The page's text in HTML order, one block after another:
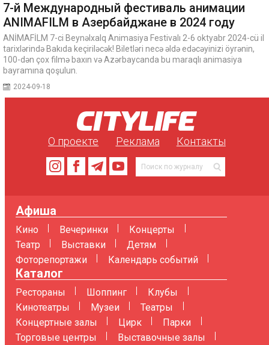
7-й Международный фестиваль анимации
ANIMAFILM в Азербайджане в 2024 году
ANİMAFİLM 7-ci Beynəlxalq Animasiya Festivalı 2-6 oktyabr 2024-cü il
tarixlərində Bakıda keçiriləcək! Biletləri necə əldə edəcəyinizi öyrənin,
100-dən çox filmə baxın və Azərbaycanda bu maraqlı animasiya
bayramına qoşulun.
2024-09-18
О проекте Реклама Контакты
Афиша
Кино Вечеринки
Концерты
Театр
Выставки
Детям
Фоторепортажи
Календарь событий
Каталог
Рестораны Шоппинг
Клубы
Кинотеатры
Музеи
Театры
Концертные залы
Цирк
Парки
Торговые центры
Выставочные залы